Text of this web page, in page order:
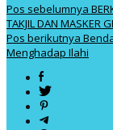
Pos sebelumnya
TAKJIL DAN MASKER
Pos berikutnya
Menghadap Ilahi